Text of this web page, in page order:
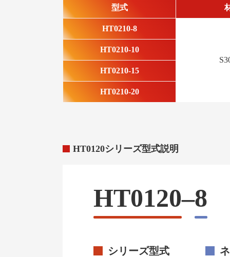
型式
HT0210-8
HT0210-10
HT0210-15
HT0210-20
HT0120シリーズ型式説明
HT0120–8
シリーズ型式